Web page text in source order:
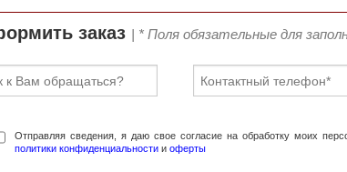
заказ | * Поля обязательные для
Отправляя сведения, я даю свое согласие на обработку моих
политики конфиденциальности и оферты